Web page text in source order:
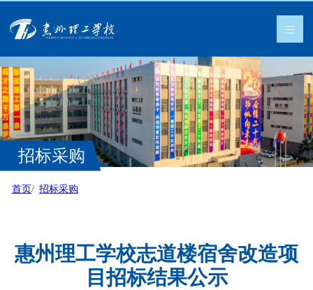
招标采购
首页 招标采购
惠州理工学校志道楼宿舍改造项
目招标结果公示